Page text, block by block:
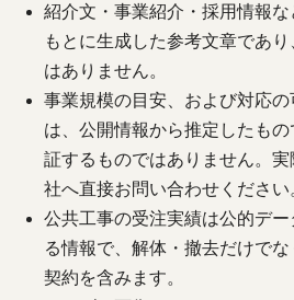
紹介文・事業紹介・採用情報
もとに生成した参考文章であ
はありません。
事業規模の目安、および対応
は、公開情報から推定したも
証するものではありません。
社へ直接お問い合わせください
公共工事の受注実績は公的デ
る情報で、解体・撤去だけで
契約を含みます。